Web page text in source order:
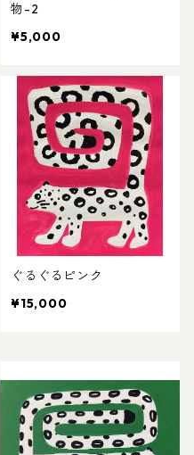
物-2
¥5,000
ぐるぐるピンク
¥15,000